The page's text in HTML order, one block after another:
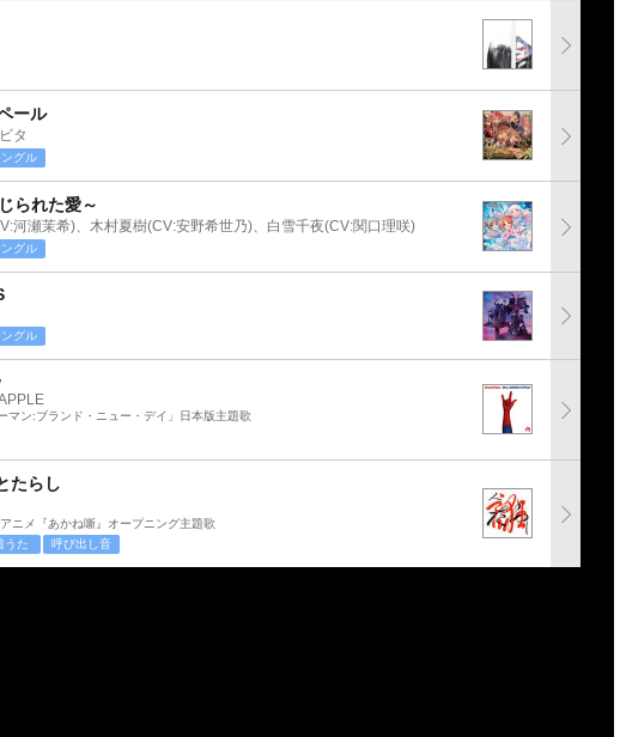
ール
タ
ングル
られた愛～
河瀬茉希)、木村夏樹(CV:安野希世乃)、白雪千夜(CV:関口理咲)
ングル
ングル
マン:ブランド・ニュー・デイ」日本版主題歌
たらし
ニメ『あかね噺』オープニング主題歌
うた 呼び出し音